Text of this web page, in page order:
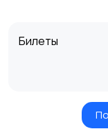
Билеты
Игры для